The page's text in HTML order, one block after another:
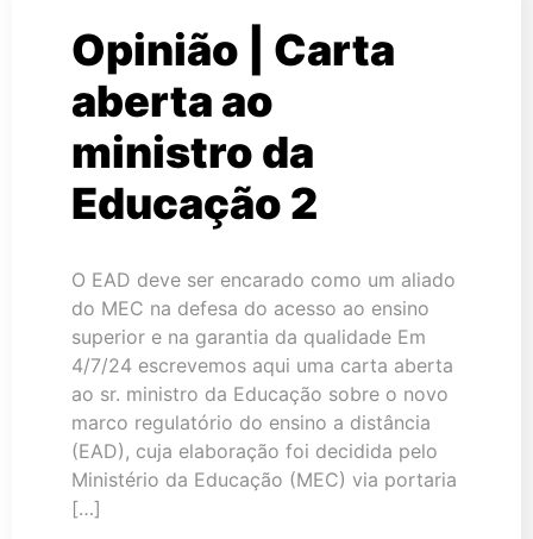
Opinião | Carta
aberta ao
ministro da
Educação 2
O EAD deve ser encarado como um aliado
do MEC na defesa do acesso ao ensino
superior e na garantia da qualidade Em
4/7/24 escrevemos aqui uma carta aberta
ao sr. ministro da Educação sobre o novo
marco regulatório do ensino a distância
(EAD), cuja elaboração foi decidida pelo
Ministério da Educação (MEC) via portaria
[…]